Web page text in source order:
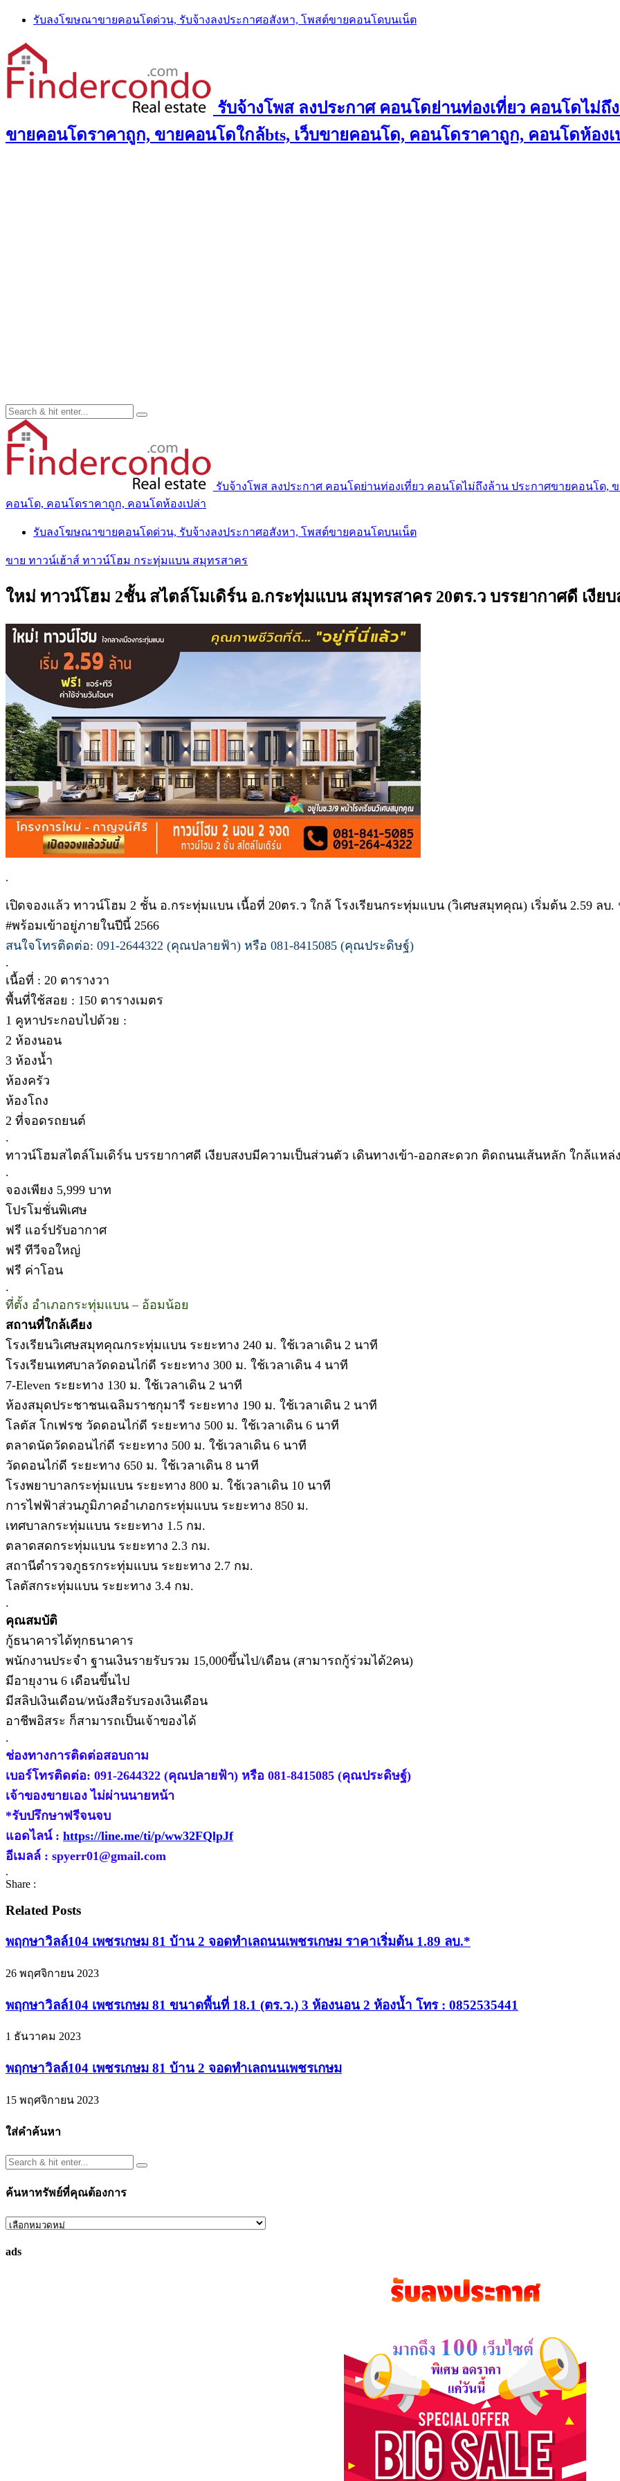
Skip
content
รับลงโฆษณาขายคอนโดด่วน, รับจ้างลงประกาศอสังหา, โพสต์ขายคอนโดบนเน็ต
รับจ้างโพส ลงประกาศ คอนโดย่านท่องเที่ยว คอนโดไม่
ขายคอนโดราคาถูก, ขายคอนโดใกล้bts, เว็บขายคอนโด, คอนโดราคาถูก, คอนโดห้องเ
รับจ้างโพส ลงประกาศ คอนโดย่านท่องเที่ยว คอนโดไม่ถึงล้าน ประกาศขายคอนโด,
คอนโด, คอนโดราคาถูก, คอนโดห้องเปล่า
รับลงโฆษณาขายคอนโดด่วน, รับจ้างลงประกาศอสังหา, โพสต์ขายคอนโดบนเน็ต
ขาย ทาวน์เฮ้าส์ ทาวน์โฮม กระทุ่มแบน สมุทรสาคร
ใหม่ ทาวน์โฮม 2ชั้น สไตล์โมเดิร์น อ.กระทุ่มแบน สมุทรสาคร 20ตร.ว บรรยากาศดี เงีย
.
เปิดจองแล้ว ทาวน์โฮม 2 ชั้น อ.กระทุ่มแบน เนื้อที่ 20ตร.ว ใกล้ โรงเรียนกระทุ่มแบน (วิเศษสมุทคุณ) เริ่มต้น 2.59 ลบ
#พร้อมเข้าอยู่ภายในปีนี้ 2566
สนใจโทรติดต่อ: 091-2644322 (คุณปลายฟ้า) หรือ 081-8415085 (คุณประดิษฐ์)
.
เนื้อที่ : 20 ตารางวา
พื้นที่ใช้สอย : 150 ตารางเมตร
1 คูหาประกอบไปด้วย :
2 ห้องนอน
3 ห้องน้ำ
ห้องครัว
ห้องโถง
2 ที่จอดรถยนต์
.
ทาวน์โฮมสไตล์โมเดิร์น บรรยากาศดี เงียบสงบมีความเป็นส่วนตัว เดินทางเข้า-ออกสะดวก ติดถนนเส้นหลัก ใกล้แห
.
จองเพียง 5,999 บาท
โปรโมชั่นพิเศษ
ฟรี แอร์ปรับอากาศ
ฟรี ทีวีจอใหญ่
ฟรี ค่าโอน
.
ที่ตั้ง อำเภอกระทุ่มแบน – อ้อมน้อย
สถานที่ใกล้เคียง
โรงเรียนวิเศษสมุทคุณกระทุ่มแบน ระยะทาง 240 ม. ใช้เวลาเดิน 2 นาที
โรงเรียนเทศบาลวัดดอนไก่ดี ระยะทาง 300 ม. ใช้เวลาเดิน 4 นาที
7-Eleven ระยะทาง 130 ม. ใช้เวลาเดิน 2 นาที
ห้องสมุดประชาชนเฉลิมราชกุมารี ระยะทาง 190 ม. ใช้เวลาเดิน 2 นาที
โลตัส โกเฟรช วัดดอนไก่ดี ระยะทาง 500 ม. ใช้เวลาเดิน 6 นาที
ตลาดนัดวัดดอนไก่ดี ระยะทาง 500 ม. ใช้เวลาเดิน 6 นาที
วัดดอนไก่ดี ระยะทาง 650 ม. ใช้เวลาเดิน 8 นาที
โรงพยาบาลกระทุ่มแบน ระยะทาง 800 ม. ใช้เวลาเดิน 10 นาที
การไฟฟ้าส่วนภูมิภาคอำเภอกระทุ่มแบน ระยะทาง 850 ม.
เทศบาลกระทุ่มแบน ระยะทาง 1.5 กม.
ตลาดสดกระทุ่มแบน ระยะทาง 2.3 กม.
สถานีตำรวจภูธรกระทุ่มแบน ระยะทาง 2.7 กม.
โลตัสกระทุ่มแบน ระยะทาง 3.4 กม.
.
คุณสมบัติ
กู้ธนาคารได้ทุกธนาคาร
พนักงานประจำ ฐานเงินรายรับรวม 15,000ขึ้นไป/เดือน (สามารถกู้ร่วมได้2คน)
มีอายุงาน 6 เดือนขึ้นไป
มีสลิปเงินเดือน/หนังสือรับรองเงินเดือน
อาชีพอิสระ ก็สามารถเป็นเจ้าของได้
.
ช่องทางการติดต่อสอบถาม
เบอร์โทรติดต่อ: 091-2644322 (คุณปลายฟ้า) หรือ 081-8415085 (คุณประดิษฐ์)
เจ้าของขายเอง ไม่ผ่านนายหน้า
*รับปรึกษาฟรีจนจบ
แอดไลน์ : https://line.me/ti/p/ww32FQlpJf
อีเมลล์ : spyerr01@gmail.com
.
Share :
Related Posts
พฤกษาวิลล์104 เพชรเกษม 81 บ้าน 2 จอดทำเลถนนเพชรเกษม ราคาเริ่มต้น 1.89 ลบ.*
26 พฤศจิกายน 2023
พฤกษาวิลล์104 เพชรเกษม 81 ขนาดพื้นที่ 18.1 (ตร.ว.) 3 ห้องนอน 2 ห้องน้ำ โทร : 0852535441
1 ธันวาคม 2023
พฤกษาวิลล์104 เพชรเกษม 81 บ้าน 2 จอดทำเลถนนเพชรเกษม
15 พฤศจิกายน 2023
ใส่คำค้นหา
ค้นหาทรัพย์ที่คุณต้องการ
ค้นหา
ที่
ads